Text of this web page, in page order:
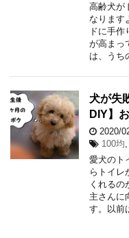
高齢犬が
なります
ドに手
が高まっ
は、うち
犬が失
DIY】
2020/
100均
愛犬のト
らトイレ
くれるの
主さんに
す。以前